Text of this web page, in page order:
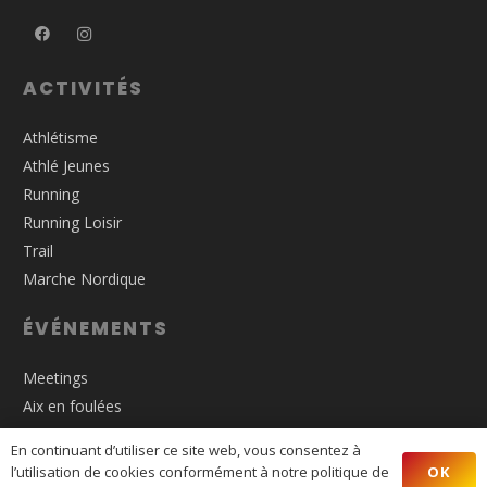
ACTIVITÉS
Athlétisme
Athlé Jeunes
Running
Running Loisir
Trail
Marche Nordique
ÉVÉNEMENTS
Meetings
Aix en foulées
Trail de Mimet
Nocturne de Puyricard
En continuant d’utiliser ce site web, vous consentez à
l’utilisation de cookies conformément à notre politique de
OK